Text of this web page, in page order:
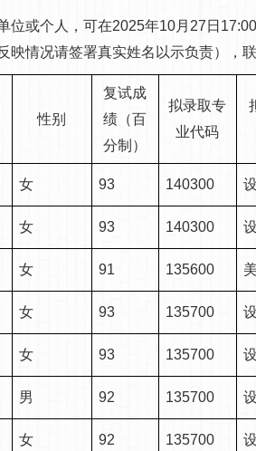
或个人，可在2025年10月27日17:00
映情况请签署真实姓名以示负责），
性别
复试成
绩（百
分制）
拟录取专
业代码
女 93 140300
女 93 140300
女 91 135600
女 93 135700
女 93 135700
男 92 135700
女 92 135700